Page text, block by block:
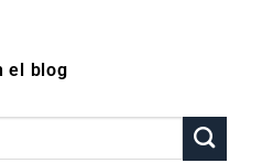
el blog